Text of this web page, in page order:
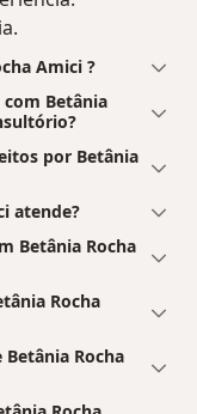
Amici ?
Betânia
por Betânia
atende?
Betânia Rocha
Rocha
Rocha